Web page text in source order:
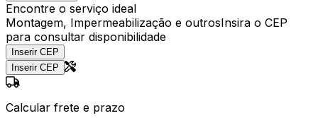
Encontre o serviço ideal
Montagem, Impermeabilização e outrosInsira o CEP
para consultar disponibilidade
Inserir CEP
Inserir CEP
Calcular frete e prazo